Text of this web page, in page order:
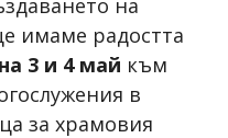
на
имаме радостта
на 3 и 4 май към
в
за храмовия